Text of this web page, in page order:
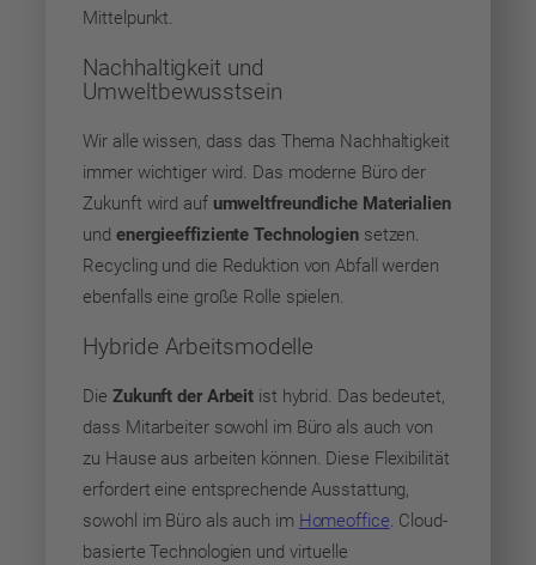
Mittelpunkt.
Nachhaltigkeit und
Umweltbewusstsein
Wir alle wissen, dass das Thema Nachhaltigkeit
immer wichtiger wird. Das moderne Büro der
Zukunft wird auf umweltfreundliche Materialien
und energieeffiziente Technologiensetzen.
Recycling und die Reduktion von Abfall werden
ebenfalls eine große Rolle spielen.
Hybride Arbeitsmodelle
Die Zukunft der Arbeit ist hybrid. Das bedeutet,
dass Mitarbeiter sowohl im Büro als auch von
zu Hause aus arbeiten können. Diese Flexibilität
erfordert eine entsprechende Ausstattung,
sowohl im Büro als auch im Homeoffice. Cloud-
basierte Technologien und virtuelle